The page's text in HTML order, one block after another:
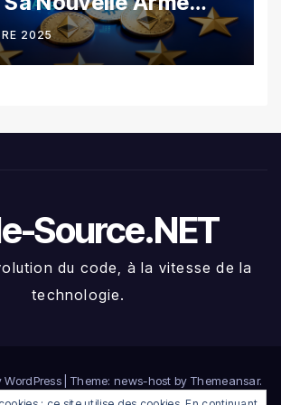
Fraude Fiscale
2025
Source.NET
du code, à la vitesse de la
technologie.
Theme: news-host by Themeansar.